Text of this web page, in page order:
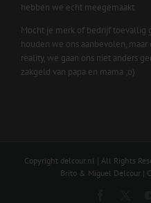
hebben we echt meegemaakt.
Mocht je merk of bedrijf toevallig
houden we ons aanbevolen,
reality, we gaan ons niet anders
zakgeld van papa en mama ;o)
Copyright delcour.nl | All Rights
Brito & Miguel Delcour |